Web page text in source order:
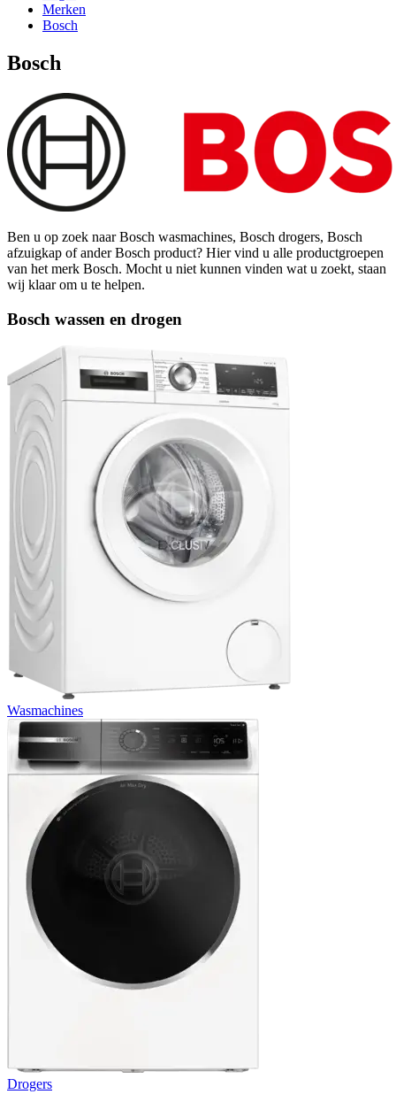
Merken
Bosch
Bosch
Ben u op zoek naar Bosch wasmachines, Bosch drogers, Bosch
afzuigkap of ander Bosch product? Hier vind u alle productgroepen
van het merk Bosch. Mocht u niet kunnen vinden wat u zoekt, staan
wij klaar om u te helpen.
Bosch wassen en drogen
Wasmachines
Drogers